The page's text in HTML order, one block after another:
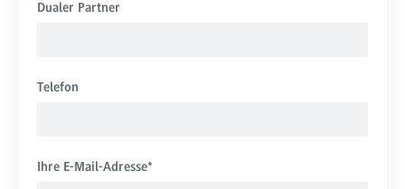
Dualer Partner
Telefon
Ihre E-Mail-Adresse*